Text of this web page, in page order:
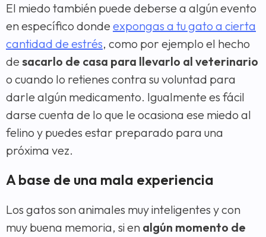
El miedo también puede deberse a algún evento
en específico donde expongas a tu gato a cierta
cantidad de estrés, como por ejemplo el hecho
de sacarlo de casa para llevarlo al veterinario
o cuando lo retienes contra su voluntad para
darle algún medicamento. Igualmente es fácil
darse cuenta de lo que le ocasiona ese miedo al
felino y puedes estar preparado para una
próxima vez.
A base de una mala experiencia
Los gatos son animales muy inteligentes y con
muy buena memoria, si en algún momento de